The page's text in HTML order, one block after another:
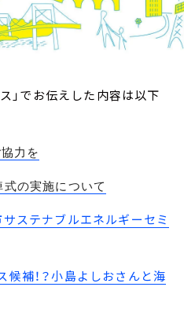
」でお伝えした内容は以下
力を
の実施について
ステナブルエネルギーセミ
補！？小島よしおさんと海